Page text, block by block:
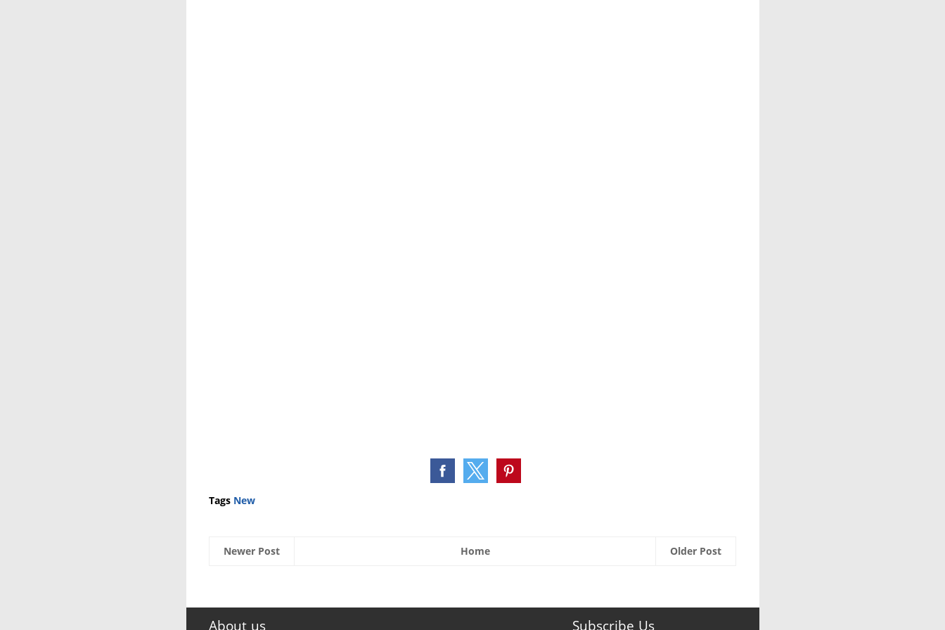
Tags New
Newer Post Older Post
Home
About us Subscribe Us